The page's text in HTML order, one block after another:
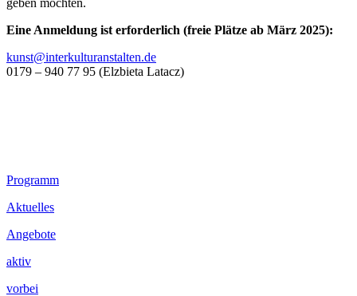
Eine Anmeldung ist erforderlich (freie Plätze ab März 2025):
kunst@interkulturanstalten.de
0179 – 940 77 95 (Elzbieta Latacz)
Footer
Inhalt
Programm
Aktuelles
Angebote
aktiv
vorbei